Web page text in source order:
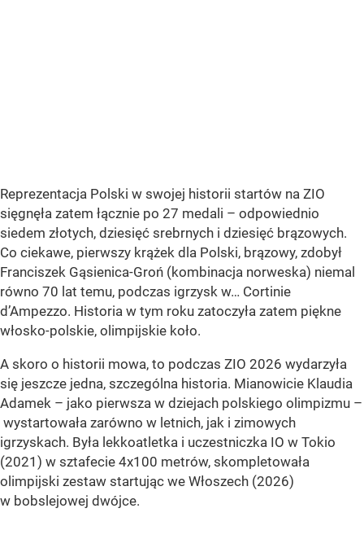
Reprezentacja Polski w swojej historii startów na ZIO
sięgnęła zatem łącznie po 27 medali – odpowiednio
siedem złotych, dziesięć srebrnych i dziesięć brązowych.
Co ciekawe, pierwszy krążek dla Polski, brązowy, zdobył
Franciszek Gąsienica-Groń (kombinacja norweska) niemal
równo 70 lat temu, podczas igrzysk w… Cortinie
d’Ampezzo. Historia w tym roku zatoczyła zatem piękne
włosko-polskie, olimpijskie koło.
A skoro o historii mowa, to podczas ZIO 2026 wydarzyła
się jeszcze jedna, szczególna historia. Mianowicie Klaudia
Adamek – jako pierwsza w dziejach polskiego olimpizmu –
wystartowała zarówno w letnich, jak i zimowych
igrzyskach. Była lekkoatletka i uczestniczka IO w Tokio
(2021) w sztafecie 4x100 metrów, skompletowała
olimpijski zestaw startując we Włoszech (2026)
w bobslejowej dwójce.